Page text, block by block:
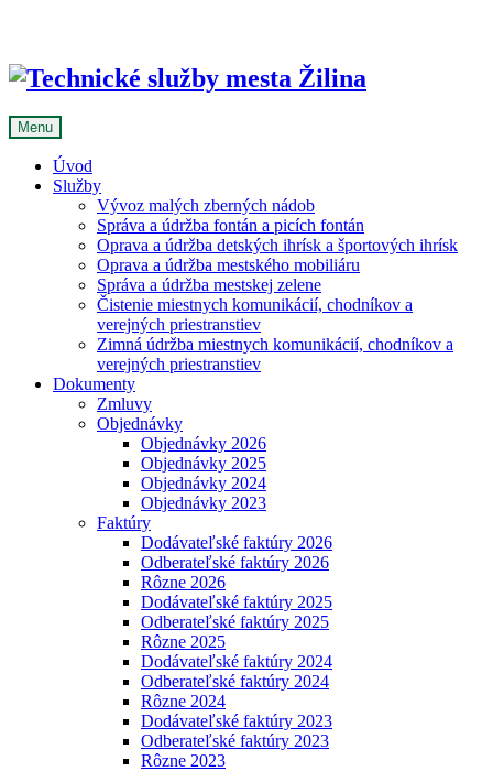
Menu
Úvod
Služby
Vývoz malých zberných nádob
Správa a údržba fontán a picích fontán
Oprava a údržba detských ihrísk a športových ihrísk
Oprava a údržba mestského mobiliáru
Správa a údržba mestskej zelene
Čistenie miestnych komunikácií, chodníkov a
verejných priestranstiev
Zimná údržba miestnych komunikácií, chodníkov a
verejných priestranstiev
Dokumenty
Zmluvy
Objednávky
Objednávky 2026
Objednávky 2025
Objednávky 2024
Objednávky 2023
Faktúry
Dodávateľské faktúry 2026
Odberateľské faktúry 2026
Rôzne 2026
Dodávateľské faktúry 2025
Odberateľské faktúry 2025
Rôzne 2025
Dodávateľské faktúry 2024
Odberateľské faktúry 2024
Rôzne 2024
Dodávateľské faktúry 2023
Odberateľské faktúry 2023
Rôzne 2023